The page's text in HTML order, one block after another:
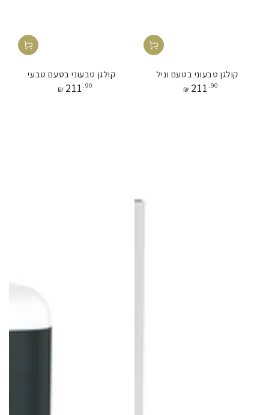
קולגן טבעוני בטעם וניל
מחיר
₪ 211 .90
קולגן טבעוני בטעם טבעי
מחיר
₪ 211 .90